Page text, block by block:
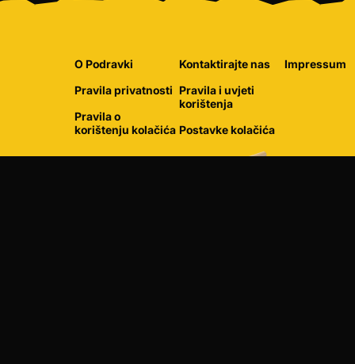
O Podravki
Pravila privatnosti
Pravila o
korištenju kolačića
Kontaktirajte nas
Pravila i uvjeti
korištenja
Postavke kolačića
Impressum